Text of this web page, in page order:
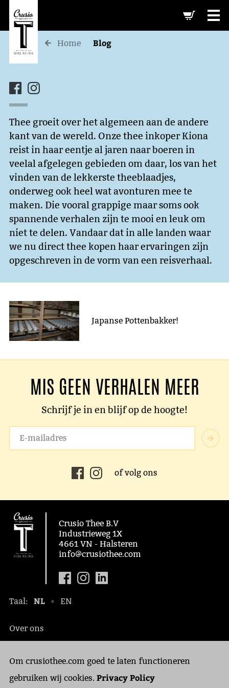
Home Blog
Thee groeit over het algemeen aan de andere
kant van de wereld. Onze thee inkoper Kiona
reist in haar eentje al jaren naar boeren in
veelal afgelegen gebieden om daar, los van het
vinden van de lekkerste theeblaadjes,
onderweg ook heel wat avonturen mee te
maken. Die vooral grappige maar soms ook
spannende verhalen zijn te mooi en leuk om
niet te delen. Vandaar dat in alle landen waar
we nu direct thee kopen haar ervaringen zijn
opgeschreven in de vorm van een reisverhaal.
Japanse Pottenbakker!
MIS GEEN VERHALEN MEER
Schrijf je in en blijf op de hoogte!
of volg ons
Om crusiothee.com goed te laten functioneren
gebruiken wij cookies. Privacy Policy
Crusio Thee B.V
Industrieweg 1X
4661 VN - Halsteren
info@crusiothee.com
Taal: NL EN
Over ons
Contact
Privacy Policy